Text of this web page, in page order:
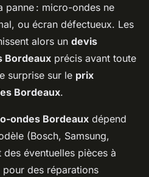
panne : micro-ondes ne
ou écran défectueux. Les
alors un devis
Bordeaux précis avant toute
surprise sur le prix
Bordeaux.
ondes Bordeaux dépend
(Bosch, Samsung,
éventuelles pièces à
pour des réparations